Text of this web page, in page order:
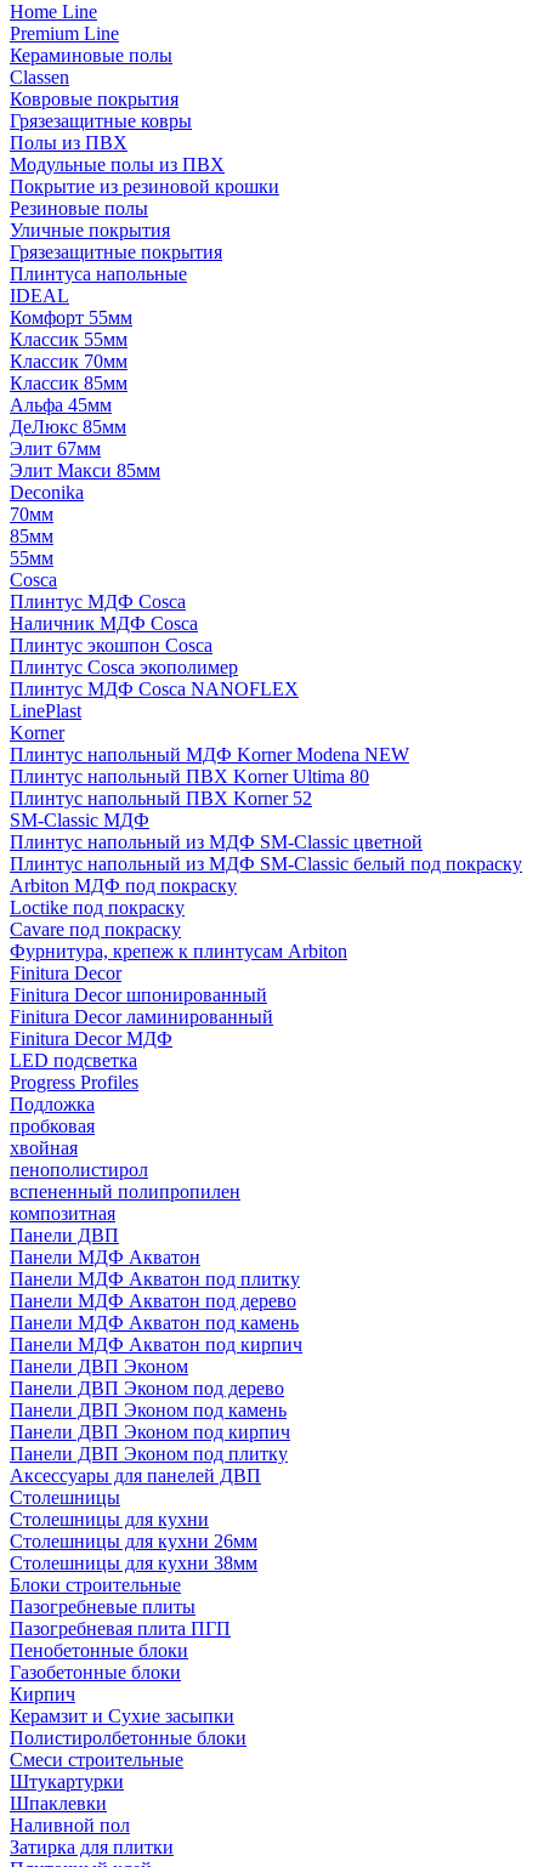
Home Line
Premium Line
Кераминовые полы
Classen
Ковровые покрытия
Грязезащитные ковры
Полы из ПВХ
Модульные полы из ПВХ
Покрытие из резиновой крошки
Резиновые полы
Уличные покрытия
Грязезащитные покрытия
Плинтуса напольные
IDEAL
Комфорт 55мм
Классик 55мм
Классик 70мм
Классик 85мм
Альфа 45мм
ДеЛюкс 85мм
Элит 67мм
Элит Макси 85мм
Deconika
70мм
85мм
55мм
Cosca
Плинтус МДФ Cosca
Наличник МДФ Cosca
Плинтус экошпон Cosca
Плинтус Cosca экополимер
Плинтус МДФ Cosca NANOFLEX
LinePlast
Korner
Плинтус напольный МДФ Korner Modena NEW
Плинтус напольный ПВХ Korner Ultima 80
Плинтус напольный ПВХ Korner 52
SM-Classic МДФ
Плинтус напольный из МДФ SM-Classic цветной
Плинтус напольный из МДФ SM-Classic белый под покраску
Arbiton МДФ под покраску
Loctike под покраску
Cavare под покраску
Фурнитура, крепеж к плинтусам Arbiton
Finitura Decor
Finitura Decor шпонированный
Finitura Decor ламинированный
Finitura Decor МДФ
LED подсветка
Progress Profiles
Подложка
пробковая
хвойная
пенополистирол
вспененный полипропилен
композитная
Панели ДВП
Панели МДФ Акватон
Панели МДФ Акватон под плитку
Панели МДФ Акватон под дерево
Панели МДФ Акватон под камень
Панели МДФ Акватон под кирпич
Панели ДВП Эконом
Панели ДВП Эконом под дерево
Панели ДВП Эконом под камень
Панели ДВП Эконом под кирпич
Панели ДВП Эконом под плитку
Аксессуары для панелей ДВП
Столешницы
Столешницы для кухни
Столешницы для кухни 26мм
Столешницы для кухни 38мм
Блоки строительные
Пазогребневые плиты
Пазогребневая плита ПГП
Пенобетонные блоки
Газобетонные блоки
Кирпич
Керамзит и Сухие засыпки
Полистиролбетонные блоки
Смеси строительные
Штукартурки
Шпаклевки
Наливной пол
Затирка для плитки